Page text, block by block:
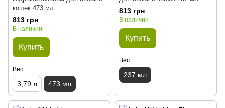
кошек 473 мл
813 грн
В наличии
Купить
Вес
3,79 л 473 мл
813 грн
В наличии
Купить
Вес
237 мл